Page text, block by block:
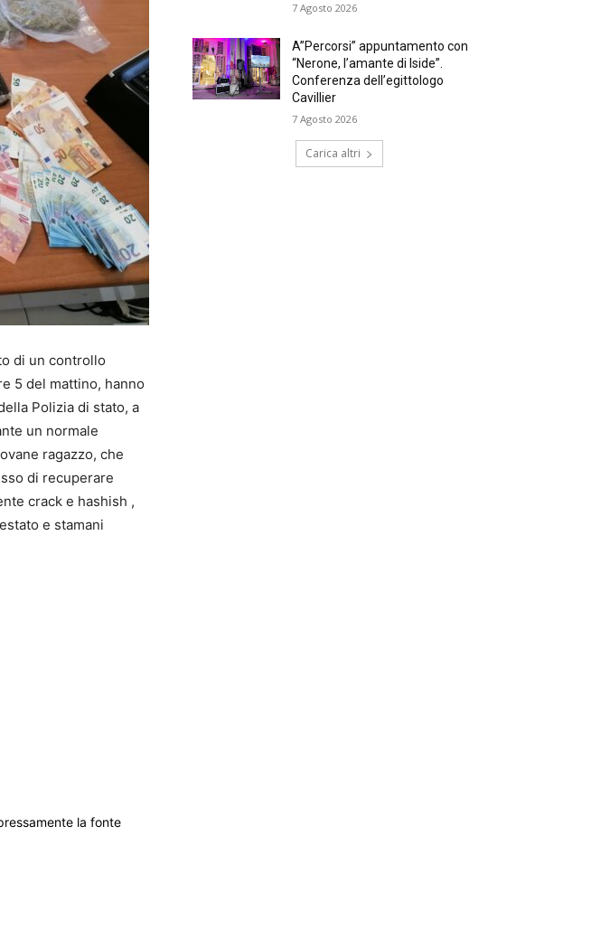
di un controllo
5 del mattino, hanno
Polizia di stato, a
un normale
ragazzo, che
di recuperare
crack e hashish ,
e stamani
la fonte
7 Agosto 2026
A”Percorsi” appuntamento con
“Nerone, l’amante di Iside”.
Conferenza dell’egittologo
Cavillier
7 Agosto 2026
Carica altri